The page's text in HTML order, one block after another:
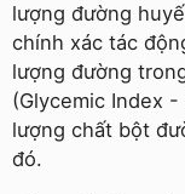
lượng đường
chính xác tác
lượng đường
(Glycemic Index
lượng chất bột
đó.